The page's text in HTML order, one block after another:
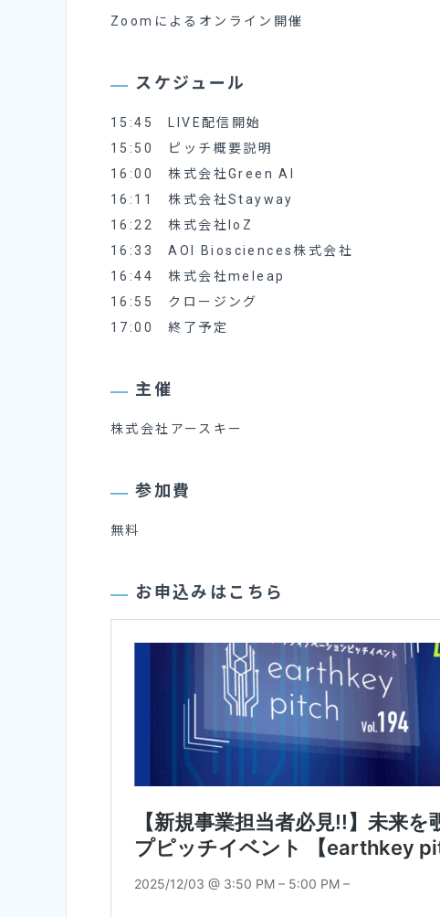
Zoomによるオンライン開催
スケジュール
15:45 LIVE配信開始
15:50 ピッチ概要説明
16:00 株式会社Green AI
16:11 株式会社Stayway
16:22 株式会社IoZ
16:33 AOI Biosciences株式会社
16:44 株式会社meleap
16:55 クロージング
17:00 終了予定
主催
株式会社アースキー
参加費
無料
お申込みはこちら